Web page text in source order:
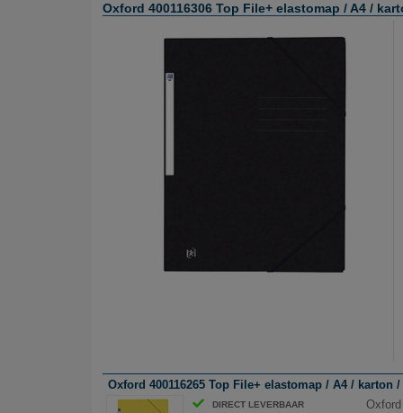
Oxford 400116306 Top File+ elastomap / A4 /
Oxford 400116265 Top File+ elastomap / A4 / karton
DIRECT LEVERBAAR